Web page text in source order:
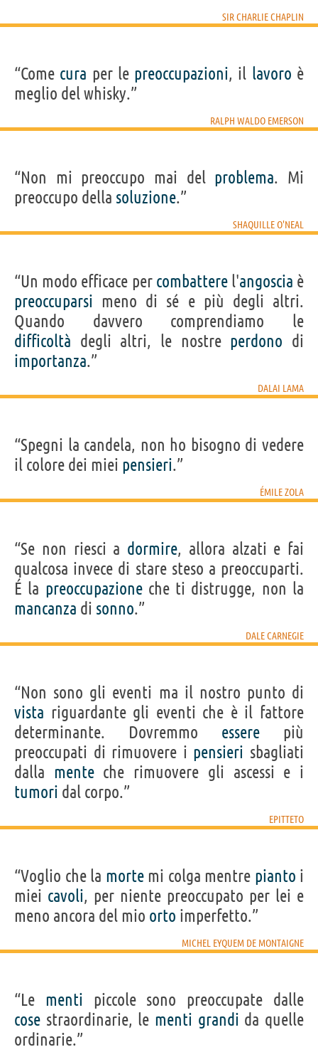
SIR CHARLIE CHAPLIN
“Come cura per le preoccupazioni, il lavoro è
meglio del whisky.”
RALPH WALDO EMERSON
“Non mi preoccupo mai del problema. Mi
preoccupo della soluzione.”
SHAQUILLE O'NEAL
“Un modo efficace per combatterel'angoscia è
preoccuparsi meno di sé e più degli altri.
Quando davvero comprendiamo le
difficoltà degli altri, le nostre perdono di
importanza.”
DALAI LAMA
“Spegni la candela, non ho bisogno di vedere
il colore dei miei pensieri.”
ÉMILE ZOLA
“Se non riesci a dormire, allora alzati e fai
qualcosa invece di stare steso a preoccuparti.
É la preoccupazioneche ti distrugge, non la
mancanza di sonno.”
DALE CARNEGIE
“Non sono gli eventi ma il nostro punto di
vista riguardante gli eventi che è il fattore
determinante. Dovremmo essere più
preoccupati di rimuovere i pensieri sbagliati
dalla menteche rimuovere gli ascessi e i
tumori dal corpo.”
EPITTETO
“Voglio che la mortemi colga mentre pianto i
miei cavoli, per niente preoccupato per lei e
meno ancora del mio orto imperfetto.”
MICHEL EYQUEM DE MONTAIGNE
“Le menti piccole sono preoccupate dalle
cose straordinarie, le menti grandi da quelle
ordinarie.”